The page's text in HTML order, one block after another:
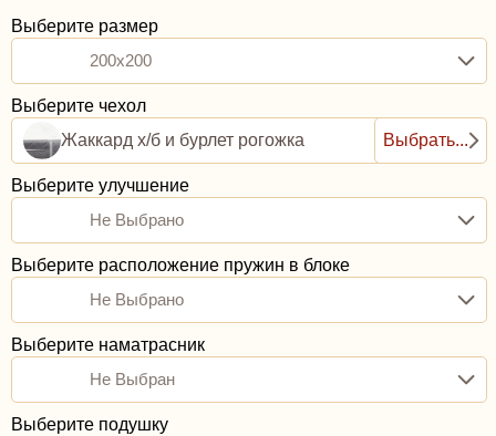
Выберите размер
200x200
Выберите чехол
Жаккард х/б и бурлет рогожка
Выбрать...
Выберите улучшение
Не Выбрано
Выберите расположение пружин в блоке
Не Выбрано
Выберите наматрасник
Не Выбран
Выберите подушку